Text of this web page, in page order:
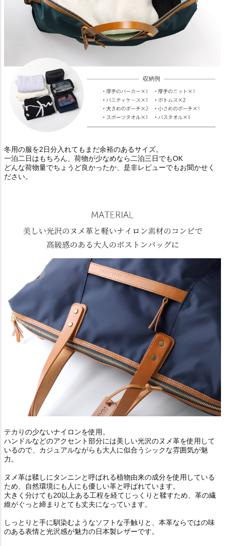
冬用の服を2日分入れてもまだ余裕のあるサイズ。
一泊二日はもちろん、荷物が少なめなら二泊三日でもOK
どんな荷物量でちょうど良かったか、是非レビューでもお聞かせく
ださい。
テカりの少ないナイロンを使用。
ハンドルなどのアクセント部分には美しい光沢のヌメ革を使用して
いるので、カジュアルながらも大人に似合うシックな雰囲気が魅
力。
ヌメ革は鞣しにタンニンと呼ばれる植物由来の成分を使用している
ため、自然環境にも人にも優しい革と呼ばれています。
大きく分けても20以上ある工程を経てじっくりと鞣すため、革の繊
維がぐっと締まりとても丈夫になっています。
しっとりと手に馴染むようなソフトな手触りと、本革ならではの味
のある表情と光沢感が魅力の日本製レザーです。